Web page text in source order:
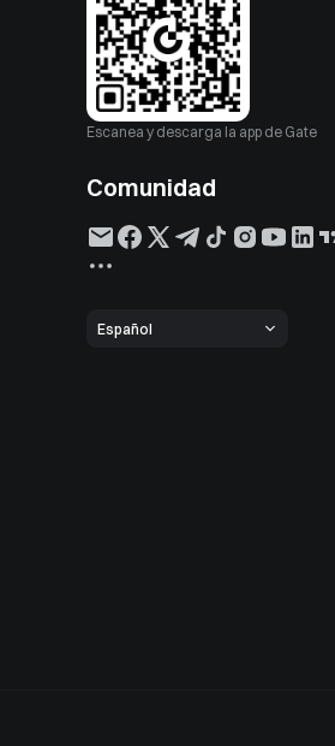
Escanea y descarga la app de Gate
Comunidad
Español